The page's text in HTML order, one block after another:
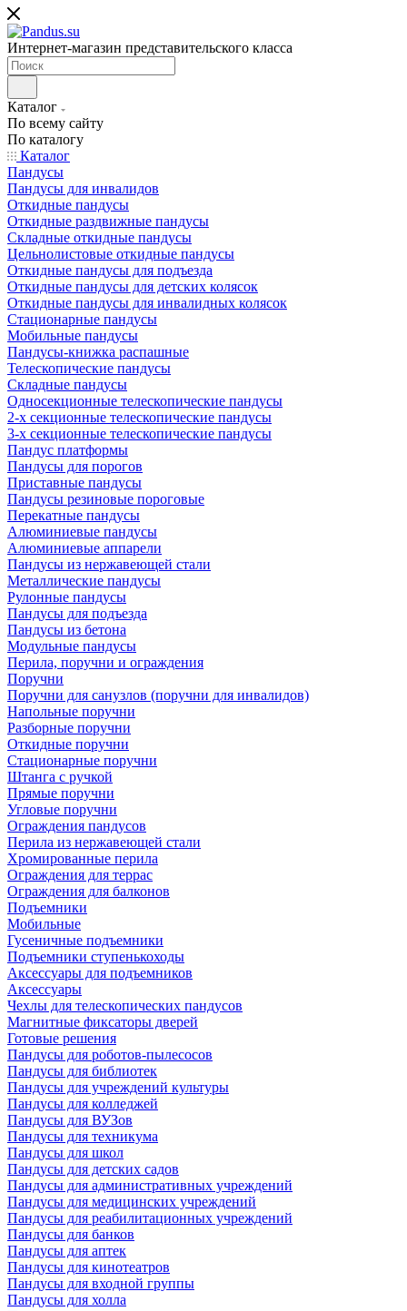
Интернет-магазин представительского класса
Каталог
По всему сайту
По каталогу
Каталог
Пандусы
Пандусы для инвалидов
Откидные пандусы
Откидные раздвижные пандусы
Складные откидные пандусы
Цельнолистовые откидные пандусы
Откидные пандусы для подъезда
Откидные пандусы для детских колясок
Откидные пандусы для инвалидных колясок
Стационарные пандусы
Мобильные пандусы
Пандусы-книжка распашные
Телескопические пандусы
Складные пандусы
Односекционные телескопические пандусы
2-х секционные телескопические пандусы
3-х секционные телескопические пандусы
Пандус платформы
Пандусы для порогов
Приставные пандусы
Пандусы резиновые пороговые
Перекатные пандусы
Алюминиевые пандусы
Алюминиевые аппарели
Пандусы из нержавеющей стали
Металлические пандусы
Рулонные пандусы
Пандусы для подъезда
Пандусы из бетона
Модульные пандусы
Перила, поручни и ограждения
Поручни
Поручни для санузлов (поручни для инвалидов)
Напольные поручни
Разборные поручни
Откидные поручни
Стационарные поручни
Штанга с ручкой
Прямые поручни
Угловые поручни
Ограждения пандусов
Перила из нержавеющей стали
Хромированные перила
Ограждения для террас
Ограждения для балконов
Подъемники
Мобильные
Гусеничные подъемники
Подъемники ступенькоходы
Аксессуары для подъемников
Аксессуары
Чехлы для телескопических пандусов
Магнитные фиксаторы дверей
Готовые решения
Пандусы для роботов-пылесосов
Пандусы для библиотек
Пандусы для учреждений культуры
Пандусы для колледжей
Пандусы для ВУЗов
Пандусы для техникума
Пандусы для школ
Пандусы для детских садов
Пандусы для административных учреждений
Пандусы для медицинских учреждений
Пандусы для реабилитационных учреждений
Пандусы для банков
Пандусы для аптек
Пандусы для кинотеатров
Пандусы для входной группы
Пандусы для холла